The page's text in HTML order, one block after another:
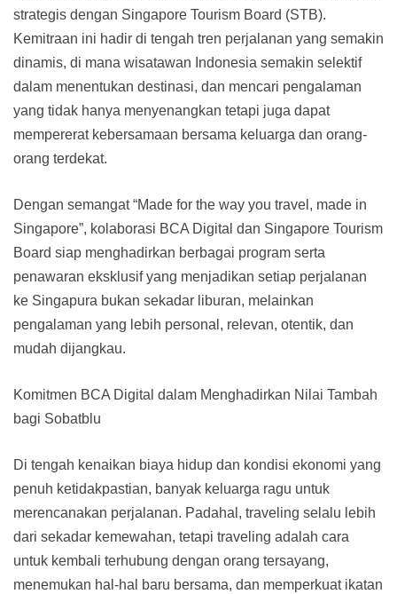
strategis dengan Singapore Tourism Board (STB).
Kemitraan ini hadir di tengah tren perjalanan yang semakin
dinamis, di mana wisatawan Indonesia semakin selektif
dalam menentukan destinasi, dan mencari pengalaman
yang tidak hanya menyenangkan tetapi juga dapat
mempererat kebersamaan bersama keluarga dan orang-
orang terdekat.
Dengan semangat “Made for the way you travel, made in
Singapore”, kolaborasi BCA Digital dan Singapore Tourism
Board siap menghadirkan berbagai program serta
penawaran eksklusif yang menjadikan setiap perjalanan
ke Singapura bukan sekadar liburan, melainkan
pengalaman yang lebih personal, relevan, otentik, dan
mudah dijangkau.
Komitmen BCA Digital dalam Menghadirkan Nilai Tambah
bagi Sobatblu
Di tengah kenaikan biaya hidup dan kondisi ekonomi yang
penuh ketidakpastian, banyak keluarga ragu untuk
merencanakan perjalanan. Padahal, traveling selalu lebih
dari sekadar kemewahan, tetapi traveling adalah cara
untuk kembali terhubung dengan orang tersayang,
menemukan hal-hal baru bersama, dan memperkuat ikatan